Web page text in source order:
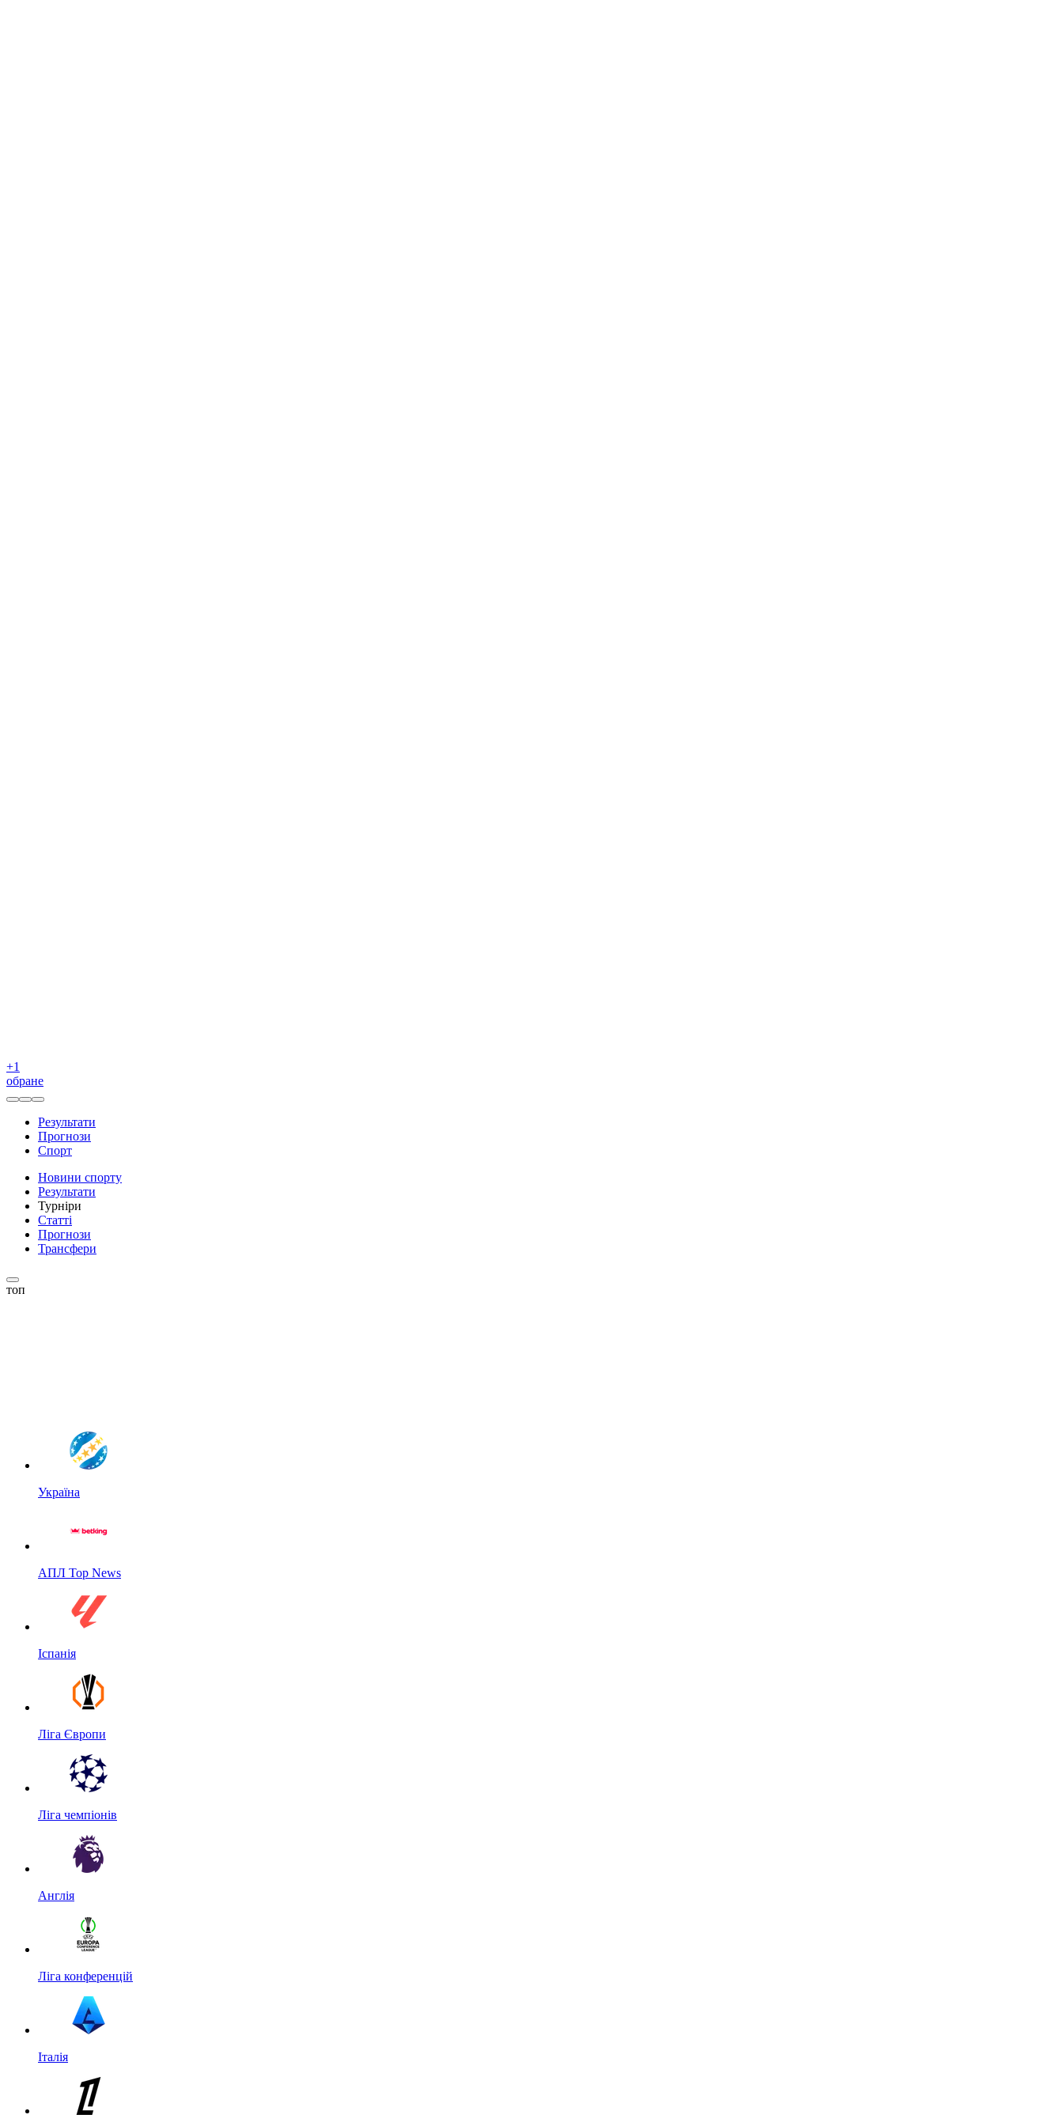
+1
обране
Результати
Прогнози
Спорт
Новини спорту
Результати
Турніри
Статті
Прогнози
Трансфери
топ
Україна
АПЛ Top News
Іспанія
Ліга Європи
Ліга чемпіонів
Англія
Ліга конференцій
Італія